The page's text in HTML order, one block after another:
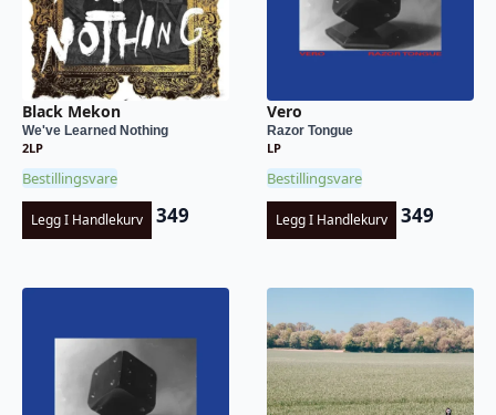
Black Mekon
We've Learned Nothing
2LP
Bestillingsvare
Legg I Handlekurv 349
Vero
Razor Tongue
LP
Bestillingsvare
Legg I Handlekurv 349